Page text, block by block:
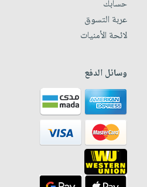
حسابك
عربة التسوق
لائحة الأمنيات
وسائل الدفع